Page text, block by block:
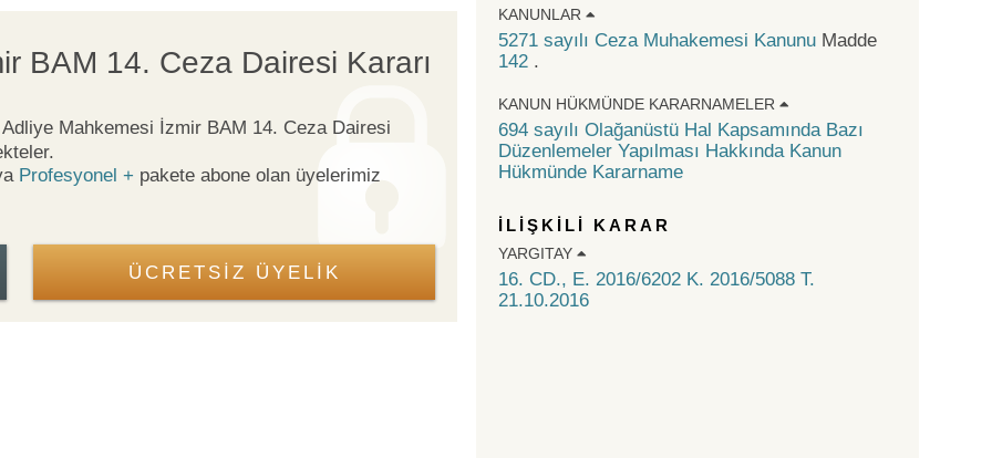
BAM 14. Ceza Dairesi Kararı
Adliye Mahkemesi İzmir BAM 14. Ceza Dairesi
Profesyonel + pakete abone olan üyelerimiz
ÜCRETSİZ ÜYELİK
KANUNLAR
5271 sayılı Ceza Muhakemesi Kanunu Madde
142 .
KANUN HÜKMÜNDE KARARNAMELER
694 sayılı Olağanüstü Hal Kapsamında Bazı
Düzenlemeler Yapılması Hakkında Kanun
Hükmünde Kararname
İLİŞKİLİ KARAR
YARGITAY
16. CD., E. 2016/6202 K. 2016/5088 T.
21.10.2016